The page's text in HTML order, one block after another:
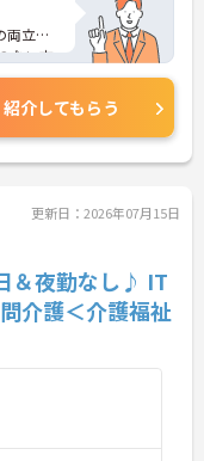
両立を
ない方
たフォ
でき
のポイ
ており
紹介してもらう
更新日：2026年07月15日
＆夜勤なし♪ IT
介護＜介護福祉